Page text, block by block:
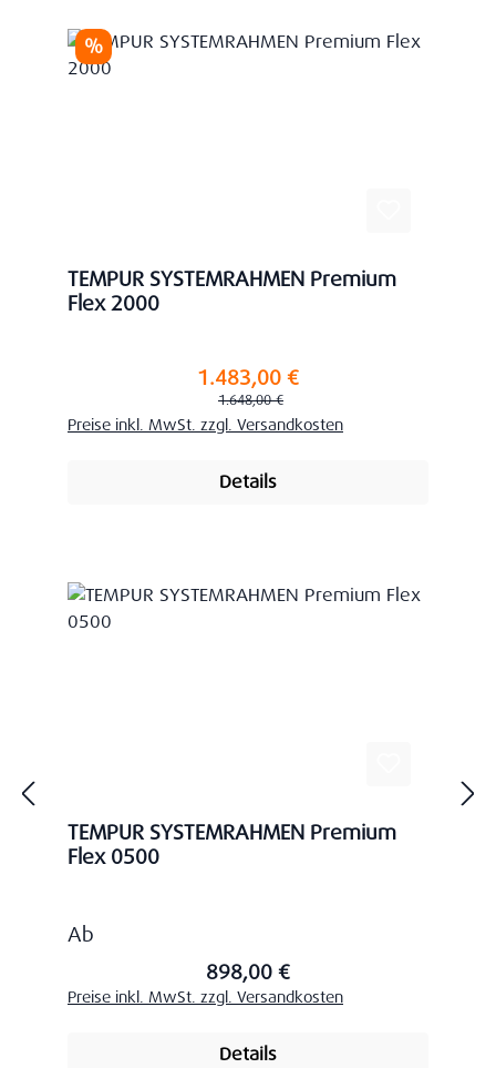
Rabatt
%
TEMPUR SYSTEMRAHMEN Premium
Flex 2000
Verkaufspreis:1.483,00 €
Regulärer Preis:
1.648,00 €
Preise inkl. MwSt. zzgl. Versandkosten
Details
TEMPUR SYSTEMRAHMEN Premium
Flex 0500
Regulärer Preis:
Ab
898,00 €
Preise inkl. MwSt. zzgl. Versandkosten
Details